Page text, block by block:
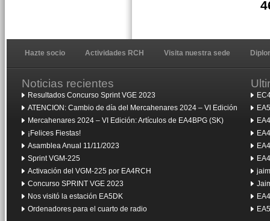
Hazte socio Actividades RCH Visita nuestra sede
Noticias recientes
Resultados Concurso Sprint VGE 2023
ATENCION: Cambio de día del Mercahenares 2024 – VI Edición
Mercahenares 2024 – VI Edición: Artículos de EA4BPG (SK)
¡Felices Fiestas!
Asamblea Anual 11/11/2023
Sprint VGM-225
Activación del VGM-225 por EA4RCH
Concurso SPRINT VGE 2023
Nos visitó la estación EA5DK
Ordenadores para el cuarto de radio